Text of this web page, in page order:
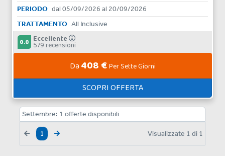
PERIODO dal 05/09/2026 al 20/09/2026
TRATTAMENTO All Inclusive
8.8 Eccellente
579 recensioni
Da 408 €Per Sette Giorni
SCOPRI OFFERTA
Settembre: 1 offerte disponibili
1 Visualizzate 1 di 1